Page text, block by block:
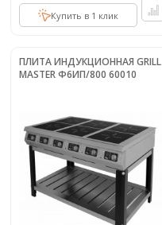
Купить в 1 клик
ПЛИТА ИНДУКЦИОННАЯ GRILL
MASTER Ф6ИП/800 60010